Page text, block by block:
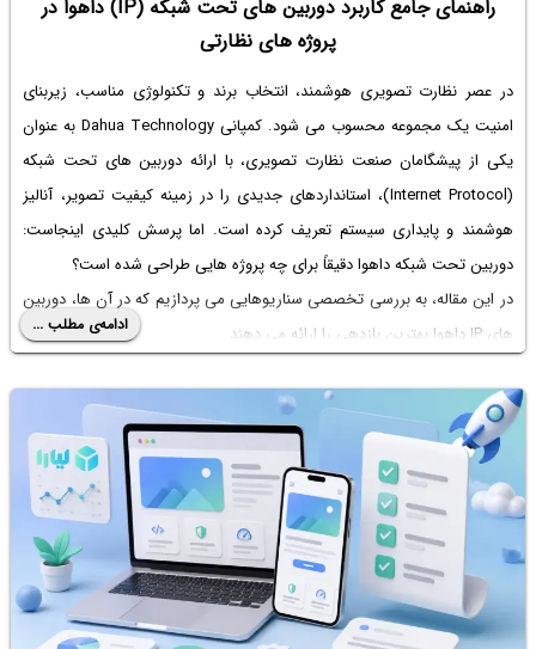
راهنمای جامع کاربرد دوربین های تحت شبکه (IP) داهوا در
پروژه های نظارتی
در عصر نظارت تصویری هوشمند، انتخاب برند و تکنولوژی مناسب، زیربنای
امنیت یک مجموعه محسوب می شود. کمپانی Dahua Technology به عنوان
یکی از پیشگامان صنعت نظارت تصویری، با ارائه دوربین های تحت شبکه
(Internet Protocol)، استانداردهای جدیدی را در زمینه کیفیت تصویر، آنالیز
هوشمند و پایداری سیستم تعریف کرده است. اما پرسش کلیدی اینجاست:
دوربین تحت شبکه داهوا دقیقاً برای چه پروژه هایی طراحی شده است؟
در این مقاله، به بررسی تخصصی سناریوهایی می پردازیم که در آن ها، دوربین
های IP داهوا بهترین بازدهی را ارائه می دهند.
ادامه‌ی مطلب ...